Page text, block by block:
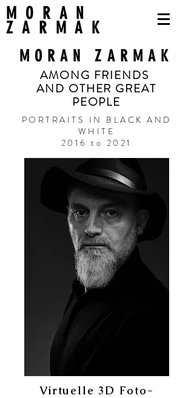
MORAN
ZARMAK
MORAN ZARMAK
AMONG FRIENDS
AND OTHER GREAT
PEOPLE
PORTRAITS IN BLACK AND
WHITE
2016 to 2021
Virtuelle 3D Foto-